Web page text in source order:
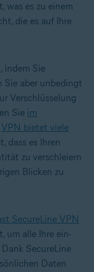
was es zu einem
die es auf Ihre
indem Sie
Sie aber unbedingt
Verschlüsselung
Sie im
VPN bietet viele
dass es Ihren
zu verschleiern
Blicken zu
SecureLine VPN
um alle Ihre ein-
SecureLine
Daten